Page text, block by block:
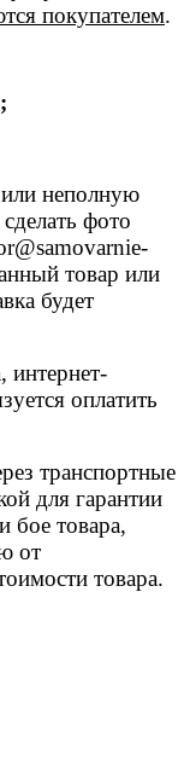
покупателем.
неполную
фото
товар или
будет
интернет-
оплатить
транспортные
для гарантии
бое товара,
от
товара.